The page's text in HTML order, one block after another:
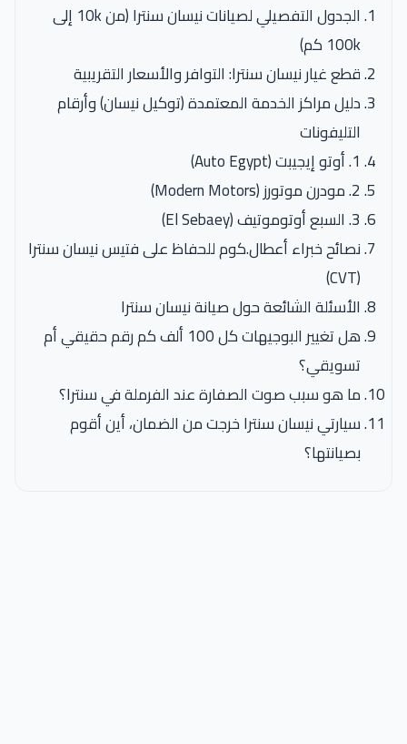
الجدول التفصيلي لصيانات نيسان سنترا (من 10k إلى
100k كم)
قطع غيار نيسان سنترا: التوافر والأسعار التقريبية
دليل مراكز الخدمة المعتمدة (توكيل نيسان) وأرقام
التليفونات
1. أوتو إيجيبت (Auto Egypt)
2. مودرن موتورز (Modern Motors)
3. السبع أوتوموتيف (El Sebaey)
نصائح خبراء أعطال.كوم للحفاظ على فتيس نيسان سنترا
(CVT)
الأسئلة الشائعة حول صيانة نيسان سنترا
هل تغيير البوجيهات كل 100 ألف كم رقم حقيقي أم
تسويقي؟
ما هو سبب صوت الصفارة عند الفرملة في سنترا؟
سيارتي نيسان سنترا خرجت من الضمان، أين أقوم
بصيانتها؟